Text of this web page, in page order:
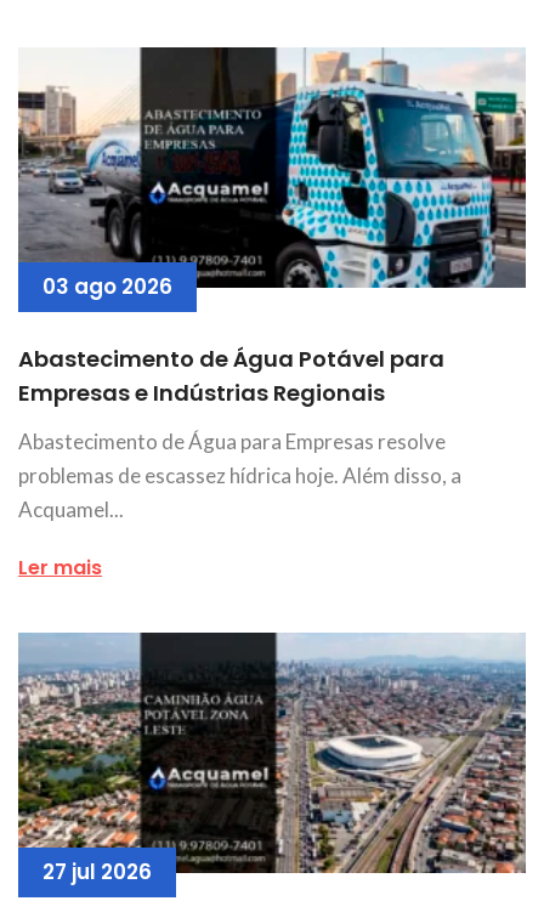
03 ago 2026
Abastecimento de Água Potável para
Empresas e Indústrias Regionais
Abastecimento de Água para Empresas resolve
problemas de escassez hídrica hoje. Além disso, a
Acquamel...
Ler mais
27 jul 2026